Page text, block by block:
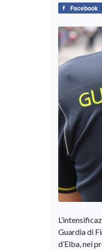
Facebook
Guardia di
d’Elba, nei